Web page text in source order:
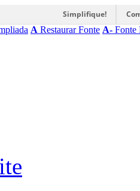
Simplifique!
A Restaurar Fonte A- Fonte